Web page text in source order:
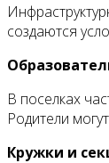
создаются
В поселках
Родители
Кружки и